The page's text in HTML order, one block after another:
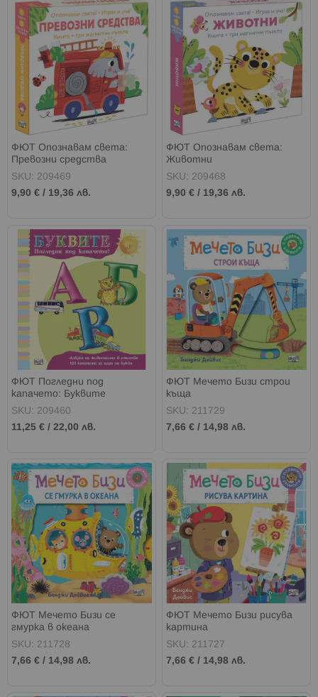
ФЮТ Опознавам света:
Превозни средства
SKU: 209469
9,90 € / 19,36 лв.
ФЮТ Опознавам света:
Животни
SKU: 209468
9,90 € / 19,36 лв.
ФЮТ Погледни под
капачето: Буквите
SKU: 209460
11,25 € / 22,00 лв.
ФЮТ Мечето Бизи строи
къща
SKU: 211729
7,66 € / 14,98 лв.
ФЮТ Мечето Бизи се
гмурка в океана
SKU: 211728
7,66 € / 14,98 лв.
ФЮТ Мечето Бизи рисува
картина
SKU: 211727
7,66 € / 14,98 лв.